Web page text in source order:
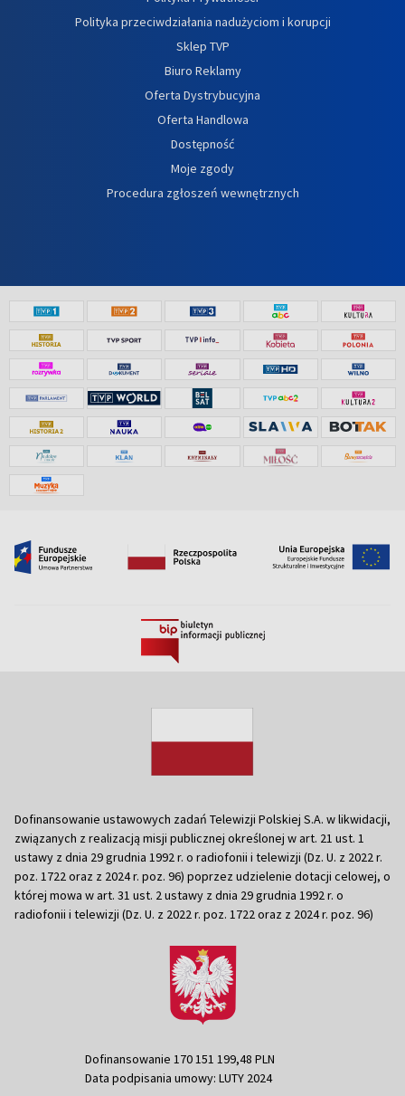
Polityka przeciwdziałania nadużyciom i korupcji
Sklep TVP
Biuro Reklamy
Oferta Dystrybucyjna
Oferta Handlowa
Dostępność
Moje zgody
Procedura zgłoszeń wewnętrznych
Dofinansowanie ustawowych zadań Telewizji Polskiej S.A. w likwidacji,
związanych z realizacją misji publicznej określonej w art. 21 ust. 1
ustawy z dnia 29 grudnia 1992 r. o radiofonii i telewizji (Dz. U. z 2022 r.
poz. 1722 oraz z 2024 r. poz. 96) poprzez udzielenie dotacji celowej, o
której mowa w art. 31 ust. 2 ustawy z dnia 29 grudnia 1992 r. o
radiofonii i telewizji (Dz. U. z 2022 r. poz. 1722 oraz z 2024 r. poz. 96)
Dofinansowanie 170 151 199,48 PLN
Data podpisania umowy: LUTY 2024